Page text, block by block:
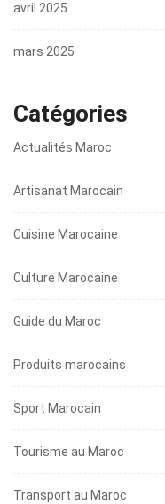
avril 2025
mars 2025
Catégories
Actualités Maroc
Artisanat Marocain
Cuisine Marocaine
Culture Marocaine
Guide du Maroc
Produits marocains
Sport Marocain
Tourisme au Maroc
Transport au Maroc